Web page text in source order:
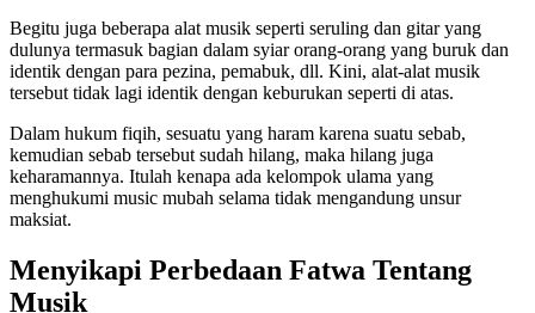
Begitu juga beberapa alat musik seperti seruling dan gitar yang
dulunya termasuk bagian dalam syiar orang-orang yang buruk dan
identik dengan para pezina, pemabuk, dll. Kini, alat-alat musik
tersebut tidak lagi identik dengan keburukan seperti di atas.
Dalam hukum fiqih, sesuatu yang haram karena suatu sebab,
kemudian sebab tersebut sudah hilang, maka hilang juga
keharamannya. Itulah kenapa ada kelompok ulama yang
menghukumi music mubah selama tidak mengandung unsur
maksiat.
Menyikapi Perbedaan Fatwa Tentang
Musik